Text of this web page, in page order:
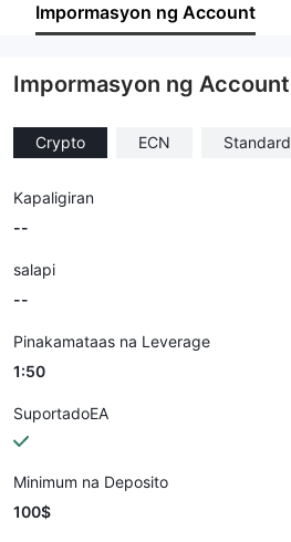
Kumpanya
Impormasyon ng Account
Impormasyon ng Account
Crypto ECN Standard
Kapaligiran
--
salapi
--
Pinakamataas na Leverage
1:50
SuportadoEA
Minimum na Deposito
100$